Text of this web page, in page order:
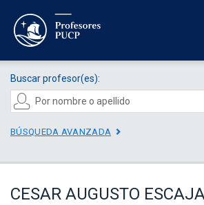
Buscar profesor(es):
BÚSQUEDA AVANZADA
CESAR AUGUSTO